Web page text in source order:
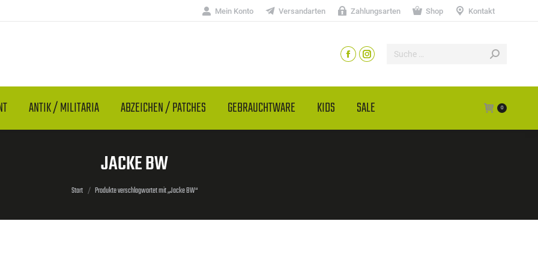
Mein Konto Versandarten Zahlungsarten Shop Kontakt
ANTIK / MILITARIA ABZEICHEN / PATCHES GEBRAUCHTWARE KIDS SALE 0
JACKE BW
Sie befinden sich hier:
Start Produkte verschlagwortet mit „Jacke BW“